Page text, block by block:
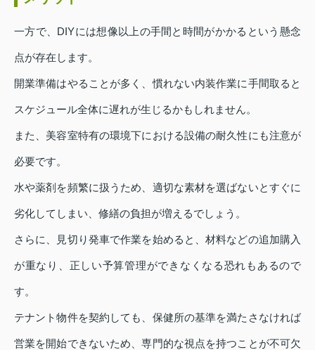
一方で、DIYには想像以上の手間と時間がかかるという懸念
点が存在します。
開業準備はやることが多く、慣れない内装作業に手間取ると
スケジュール全体に遅れが生じるかもしれません。
また、美容室特有の環境下における設備の耐久性にも注意が
必要です。
水や薬剤を頻繁に扱うため、適切な素材を選ばないとすぐに
劣化してしまい、修繕の負担が増えるでしょう。
さらに、見切り発車で作業を始めると、材料などの追加購入
が重なり、正しい予算管理ができなくなる恐れもあるので
す。
テナント物件を契約しても、保健所の基準を満たさなければ
営業を開始できないため、専門的な視点を持つことが不可欠